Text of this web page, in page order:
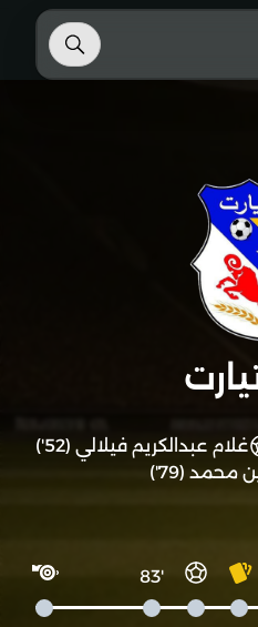
غلام عبدالكريم فيلالي (52')
محمد (79')
'83